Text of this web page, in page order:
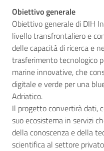
Obiettivo generale
Obiettivo generale di DIH
livello transfrontaliero e
delle capacità di ricerca e
trasferimento tecnologico
marine innovative, che
digitale e verde per una
Adriatico.
Il progetto convertirà dati,
suo ecosistema in servizi
della conoscenza e della
scientifica al settore